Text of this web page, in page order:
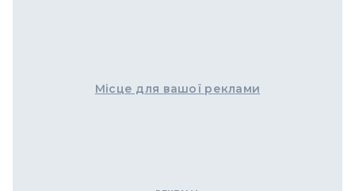
Місце для вашої реклами